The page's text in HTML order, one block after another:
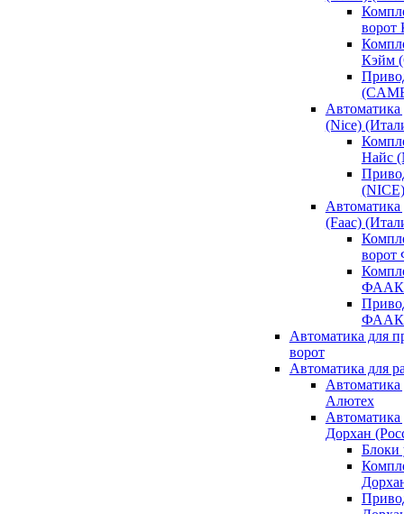
ворот
Кэйм
Автоматика
(Nice)
Найс
(NICE)
(Faac)
ФААК
ФААК
Автоматика для
ворот
Автоматика для
Алютех
Дорхан
Блоки